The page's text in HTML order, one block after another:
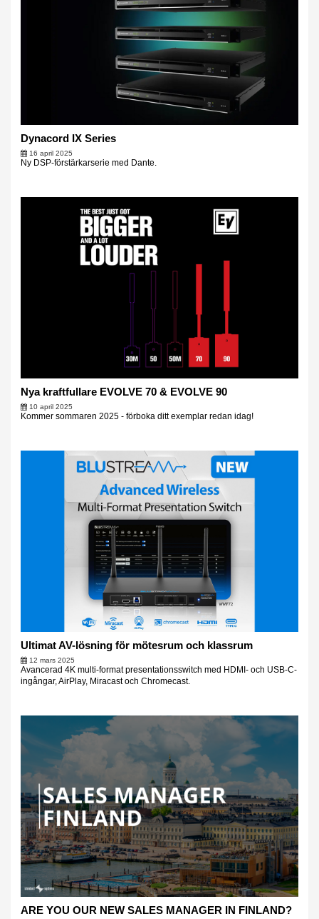
Dynacord IX Series
16 april 2025
Ny DSP-förstärkarserie med Dante.
Nya kraftfullare EVOLVE 70 & EVOLVE 90
10 april 2025
Kommer sommaren 2025 - förboka ditt exemplar redan idag!
Ultimat AV-lösning för mötesrum och klassrum
12 mars 2025
Avancerad 4K multi-format presentationsswitch med HDMI- och USB-C-
ingångar, AirPlay, Miracast och Chromecast.
ARE YOU OUR NEW SALES MANAGER IN FINLAND?